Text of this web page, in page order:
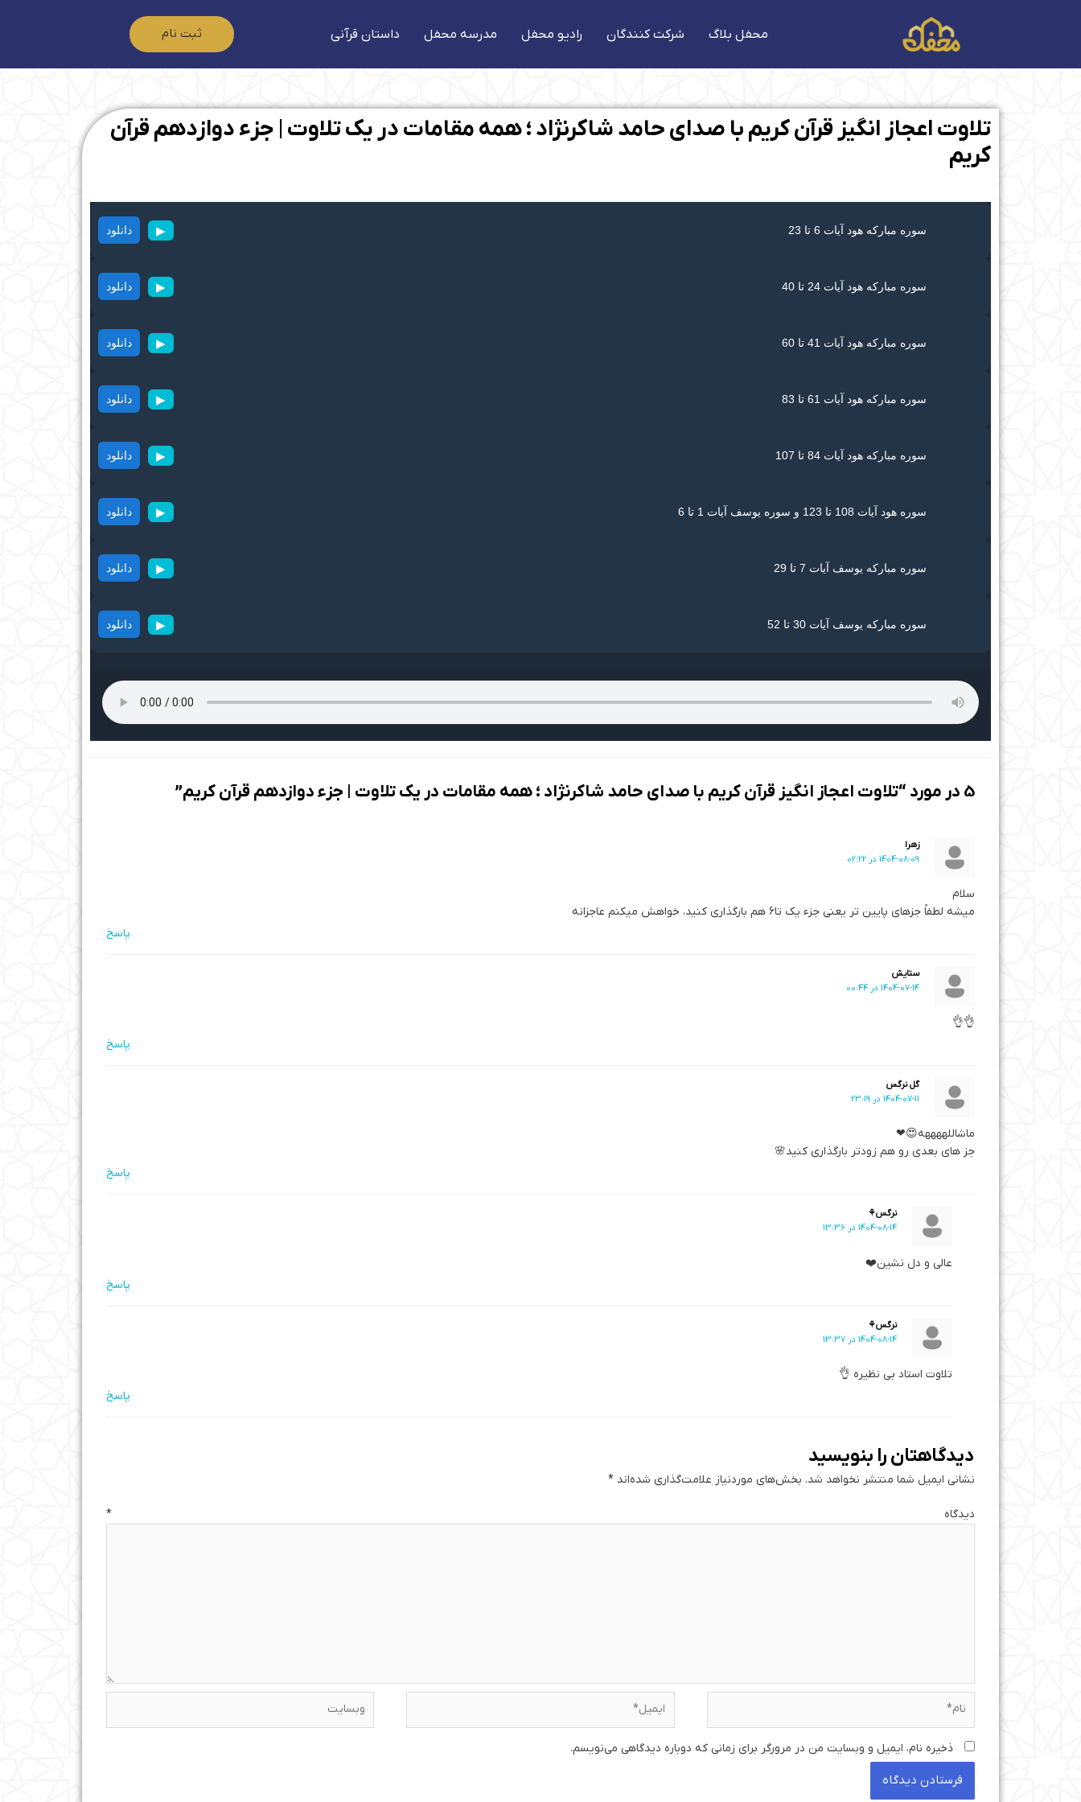
محفل بلاگ شرکت کنندگان رادیو محفل مدرسه محفل داستان قرآنی ثبت نام
تلاوت اعجاز‌ انگیز قرآن کریم با صدای حامد شاکرنژاد ؛ همه مقامات در یک تلاوت | جزء دوازدهم قرآن
کریم
سوره مبارکه هود آیات 6 تا 23 ▶ دانلود
سوره مبارکه هود آیات 24 تا 40 ▶ دانلود
سوره مبارکه هود آیات 41 تا 60 ▶ دانلود
سوره مبارکه هود آیات 61 تا 83 ▶ دانلود
سوره مبارکه هود آیات 84 تا 107 ▶ دانلود
سوره هود آیات 108 تا 123 و سوره یوسف آیات 1 تا 6 ▶ دانلود
سوره مبارکه یوسف آیات 7 تا 29 ▶ دانلود
سوره مبارکه یوسف آیات 30 تا 52 ▶ دانلود
5 در مورد “تلاوت اعجاز‌ انگیز قرآن کریم با صدای حامد شاکرنژاد ؛ همه مقامات در یک تلاوت | جزء دوازدهم قرآن کریم”
زهرا
1404-08-09 در 02:22
سلام
میشه لطفاً جزهای پایین تر یعنی جزء یک تا۶ هم بارگذاری کنید، خواهش میکنم عاجزانه
پاسخ
ستایش
1404-07-14 در 00:44
👌👌
پاسخ
گل نرگس
1404-07-11 در 23:19
ماشاللههههه😍❤
جز های بعدی رو هم زودتر بارگذاری کنید🌸
پاسخ
نرگس⚘️
1404-08-14 در 13:36
عالی و دل نشین❤️
پاسخ
نرگس⚘️
1404-08-14 در 13:37
تلاوت استاد بی نظیره 👌
پاسخ
دیدگاهتان را بنویسید
نشانی ایمیل شما منتشر نخواهد شد. بخش‌های موردنیاز علامت‌گذاری شده‌اند *
دیدگاه *
ذخیره نام، ایمیل و وبسایت من در مرورگر برای زمانی که دوباره دیدگاهی می‌نویسم.